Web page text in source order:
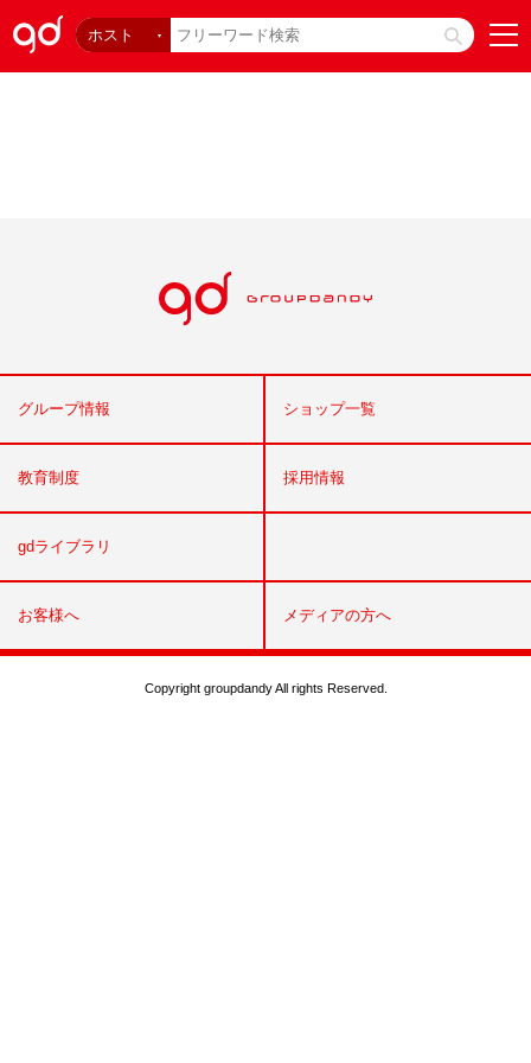
ホスト
グループ情報 ショップ一覧
教育制度 採用情報
gdライブラリ
お客様へ メディアの方へ
Copyright groupdandy All rights Reserved.